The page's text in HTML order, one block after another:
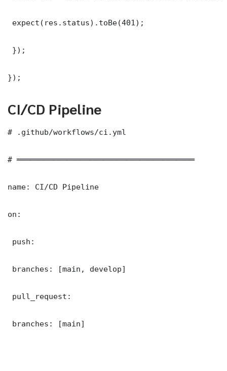
expect(res.status).toBe(401);
});
});
CI/CD Pipeline
# .github/workflows/ci.yml
# ═══════════════════════════════════════
name: CI/CD Pipeline
on:
push:
branches: [main, develop]
pull_request:
branches: [main]